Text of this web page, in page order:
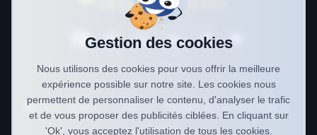
Mentions légales CGV Politique de confidentialité
Cookies
Gestion des cookies
Nous utilisons des cookies pour vous offrir la meilleure
expérience possible sur notre site. Les cookies nous
permettent de personnaliser le contenu, d'analyser le trafic
et de vous proposer des publicités ciblées. En cliquant sur
'Ok', vous acceptez l'utilisation de tous les cookies.